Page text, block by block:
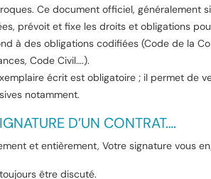
Ce document officiel, généralement
prévoit et fixe les droits et obligations
à des obligations codifiées (Code de la
Code Civil….).
écrit est obligatoire ; il permet de
notamment.
D’UN CONTRAT….
et entièrement, Votre signature vous
être discuté.